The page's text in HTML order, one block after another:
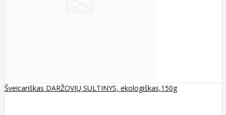
Šveicariškas DARŽOVIŲ SULTINYS, ekologiškas,150g